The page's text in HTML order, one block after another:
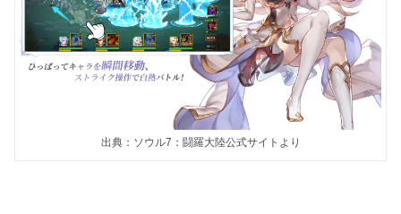
出典：ソウル7：闘羅大陸公式サイトより